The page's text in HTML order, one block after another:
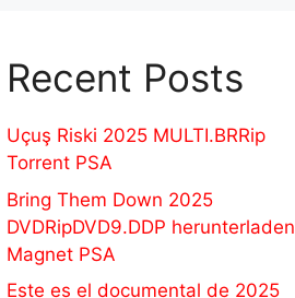
Recent Posts
Uçuş Riski 2025 MULTI.BRRip
Torrent PSA
Bring Them Down 2025
DVDRipDVD9.DDP herunterladen
Magnet PSA
Este es el documental de 2025